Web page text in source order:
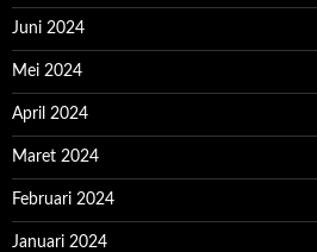
Juni 2024
Mei 2024
April 2024
Maret 2024
Februari 2024
Januari 2024